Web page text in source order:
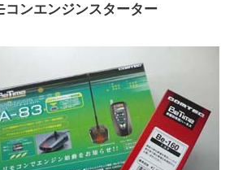
コンエンジンスターター